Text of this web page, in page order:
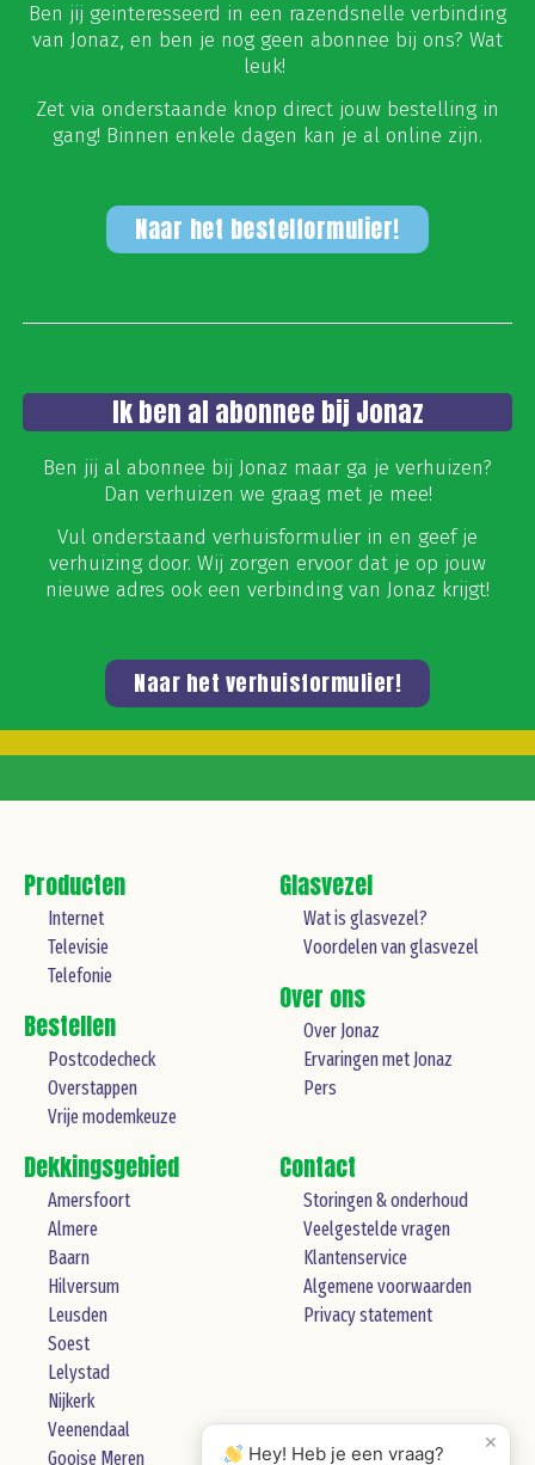
Ben jij geinteresseerd in een razendsnelle verbinding
van Jonaz, en ben je nog geen abonnee bij ons? Wat
leuk!
Zet via onderstaande knop direct jouw bestelling in
gang! Binnen enkele dagen kan je al online zijn.
Naar het bestelformulier!
Ik ben al abonnee bij Jonaz
Ben jij al abonnee bij Jonaz maar ga je verhuizen?
Dan verhuizen we graag met je mee!
Vul onderstaand verhuisformulier in en geef je
verhuizing door. Wij zorgen ervoor dat je op jouw
nieuwe adres ook een verbinding van Jonaz krijgt!
Naar het verhuisformulier!
Producten
Internet
Televisie
Telefonie
Bestellen
Postcodecheck
Overstappen
Vrije modemkeuze
Glasvezel
Wat is glasvezel?
Voordelen van glasvezel
Over ons
Over Jonaz
Ervaringen met Jonaz
Pers
Dekkingsgebied
Amersfoort
Almere
Baarn
Hilversum
Leusden
Soest
Lelystad
Nijkerk
Veenendaal
Gooise Meren
Contact
Storingen & onderhoud
Veelgestelde vragen
Klantenservice
Algemene voorwaarden
Privacy statement
×
Hey! Heb je een vraag?